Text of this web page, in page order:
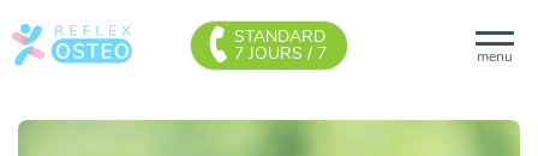
menu
STANDARD
7 JOURS / 7